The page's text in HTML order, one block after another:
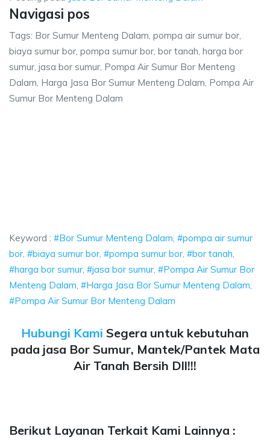
Navigasi pos
Tags: Bor Sumur Menteng Dalam, pompa air sumur bor,
biaya sumur bor, pompa sumur bor, bor tanah, harga bor
sumur, jasa bor sumur, Pompa Air Sumur Bor Menteng
Dalam, Harga Jasa Bor Sumur Menteng Dalam, Pompa Air
Sumur Bor Menteng Dalam
Keyword : #Bor Sumur Menteng Dalam, #pompa air sumur
bor, #biaya sumur bor, #pompa sumur bor, #bor tanah,
#harga bor sumur, #jasa bor sumur, #Pompa Air Sumur Bor
Menteng Dalam, #Harga Jasa Bor Sumur Menteng Dalam,
#Pompa Air Sumur Bor Menteng Dalam
Hubungi Kami Segera untuk kebutuhan
pada jasa Bor Sumur, Mantek/Pantek Mata
Air Tanah Bersih Dll!!!
Berikut Layanan Terkait Kami Lainnya :